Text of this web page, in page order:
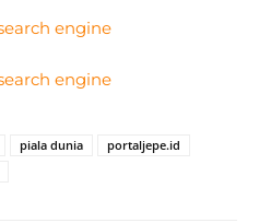
piala dunia
portaljepe.id